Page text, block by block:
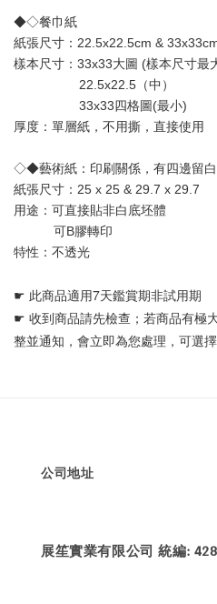
◆◇餐巾紙
紙張尺寸：22.5x22.5cm &
樣本尺寸：33x33大圖 (樣本尺寸最
22.5x22.5（中）
33x33四格圖(最小)
厚度：單層紙 ，不用撕，直接使用
◇◆藝術紙：印刷關係，有四邊留白
紙張尺寸：25 x 25 & 29.7 x 29.7
用途：可直接貼非白底坯體
可B膠轉印
特性：不透光
☛ 此商品適用7天鑑賞期非試用期
☛ 收到商品請先檢查；若商品有極
整並通知，會立即為您處理，可選
公司地址
展笙實業有限公司 統編: